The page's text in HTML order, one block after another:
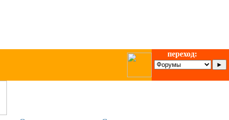
переход: